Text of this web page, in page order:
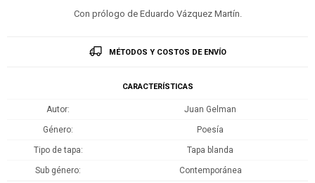
Con prólogo de Eduardo Vázquez Martín.
MÉTODOS Y COSTOS DE ENVÍO
CARACTERÍSTICAS
Autor Juan Gelman
Género Poesía
Tipo de tapa Tapa blanda
Sub género Contemporánea